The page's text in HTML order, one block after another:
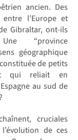
ancien. Des
l’Europe et
Gibraltar, ont-ils
“province
géographique
de petits
qui reliait en
au sud de
cruciales
de ces